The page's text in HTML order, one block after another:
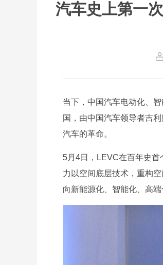
汽车史上第一
当下，中国汽车电动化、
国，由中国汽车领导者吉
汽车的革命。
5月4日，LEVC在百年史
力以空间底层技术，重构
向新能源化、智能化、高端